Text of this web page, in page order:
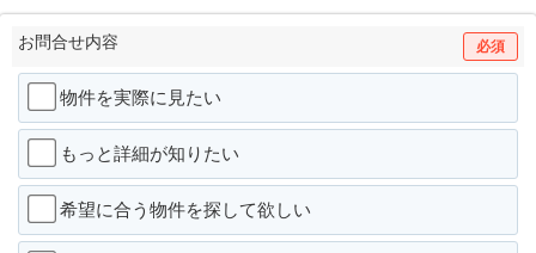
お問合せ内容 必須
物件を実際に見たい
もっと詳細が知りたい
希望に合う物件を探して欲しい